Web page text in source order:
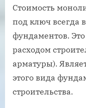
Стоимость
под ключ всегда
фундаментов.
расходом
арматуры).
этого вида
строительства.